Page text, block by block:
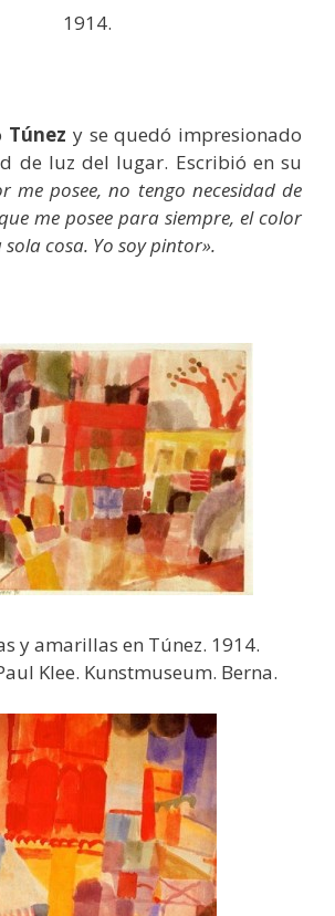
1914.
Túnez y se quedó impresionado
de luz del lugar. Escribió en su
me posee, no tengo necesidad de
me posee para siempre, el color
cosa. Yo soy pintor».
y amarillas en Túnez. 1914.
Klee. Kunstmuseum. Berna.